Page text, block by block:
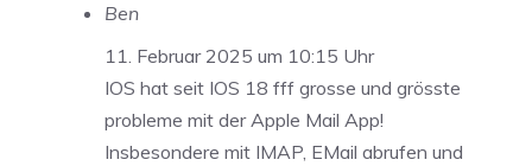
Ben
11. Februar 2025 um 10:15 Uhr
IOS hat seit IOS 18 fff grosse und grösste
probleme mit der Apple Mail App!
Insbesondere mit IMAP, EMail abrufen und